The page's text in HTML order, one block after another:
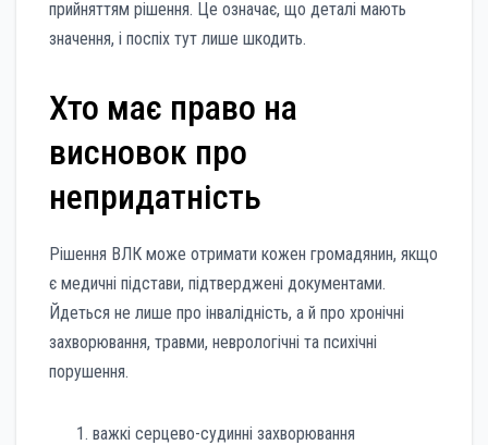
прийняттям рішення. Це означає, що деталі мають
значення, і поспіх тут лише шкодить.
Хто має право на
висновок про
непридатність
Рішення ВЛК може отримати кожен громадянин, якщо
є медичні підстави, підтверджені документами.
Йдеться не лише про інвалідність, а й про хронічні
захворювання, травми, неврологічні та психічні
порушення.
важкі серцево-судинні захворювання